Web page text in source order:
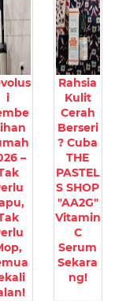
i
–
Rahsia
Kulit
Cerah
Berseri
? Cuba
THE
PASTEL
S SHOP
"AA2G"
Vitamin
C
Serum
Sekara
ng!